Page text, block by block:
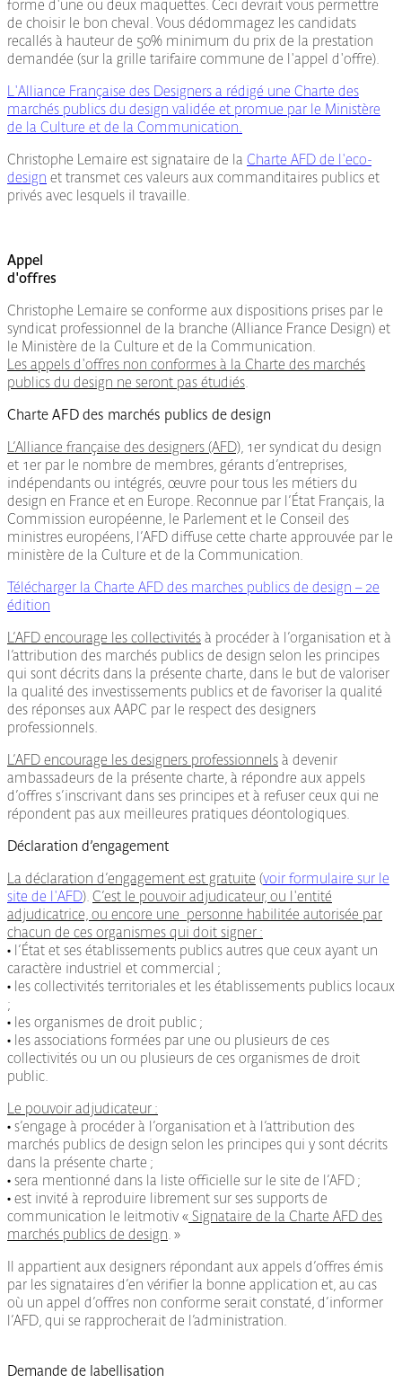
forme d'une ou deux maquettes. Ceci devrait vous permettre
de choisir le bon cheval. Vous dédommagez les candidats
recallés à hauteur de 50% minimum du prix de la prestation
demandée (sur la grille tarifaire commune de l'appel d'offre).
L'Alliance Française des Designers a rédigé une Charte des
marchés publics du design validée et promue par le Ministère
de la Culture et de la Communication.
Christophe Lemaire est signataire de la Charte AFD de l'eco-
design et transmet ces valeurs aux commanditaires publics et
privés avec lesquels il travaille.
Appel
d'offres
Christophe Lemaire se conforme aux dispositions prises par le
syndicat professionnel de la branche (Alliance France Design) et
le Ministère de la Culture et de la Communication.
Les appels d'offres non conformes à la Charte des marchés
publics du design ne seront pas étudiés
Charte AFD des marchés publics de design
L’Alliance française des designers (AFD), 1er syndicat du design
et 1er par le nombre de membres, gérants d’entreprises,
indépendants ou intégrés, œuvre pour tous les métiers du
design en France et en Europe. Reconnue par l’État Français, la
Commission européenne, le Parlement et le Conseil des
ministres européens, l’AFD diffuse cette charte approuvée par le
ministère de la Culture et de la Communication.
Télécharger la Charte AFD des marches publics de design – 2e
édition
L’AFD encourage les collectivités à procéder à l’organisation et à
l’attribution des marchés publics de design selon les principes
qui sont décrits dans la présente charte, dans le but de valoriser
la qualité des investissements publics et de favoriser la qualité
des réponses aux AAPC par le respect des designers
professionnels.
L’AFD encourage les designers professionnels à devenir
ambassadeurs de la présente charte, à répondre aux appels
d’offres s’inscrivant dans ses principes et à refuser ceux qui ne
répondent pas aux meilleures pratiques déontologiques.
Déclaration d’engagement
La déclaration d’engagement est gratuite (voir formulaire sur le
site de l'AFD). C’est le pouvoir adjudicateur, ou l'entité
adjudicatrice, ou encore une personne habilitée autorisée par
chacun de ces organismes qui doit signer :
• l’État et ses établissements publics autres que ceux ayant un
caractère industriel et commercial ;
• les collectivités territoriales et les établissements publics locaux
;
• les organismes de droit public ;
• les associations formées par une ou plusieurs de ces
collectivités ou un ou plusieurs de ces organismes de droit
public.
Le pouvoir adjudicateur :
• s’engage à procéder à l’organisation et à l’attribution des
marchés publics de design selon les principes qui y sont décrits
dans la présente charte ;
• sera mentionné dans la liste officielle sur le site de l’AFD ;
• est invité à reproduire librement sur ses supports de
communication le leitmotiv « Signataire de la Charte AFD des
marchés publics de design . »
Il appartient aux designers répondant aux appels d’offres émis
par les signataires d’en vérifier la bonne application et, au cas
où un appel d’offres non conforme serait constaté, d’informer
l’AFD, qui se rapprocherait de l’administration.
Demande de labellisation